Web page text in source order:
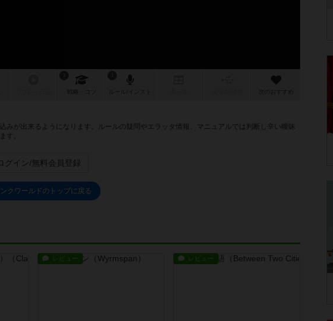
戦略 次のおすすめ
が出来るようになります。ルールの疑問やエラッタ情報、マニュアルでは判断し辛い曖昧
す。
グイン/無料会員登録
クワールドのトップに戻る
レビュー レビュー